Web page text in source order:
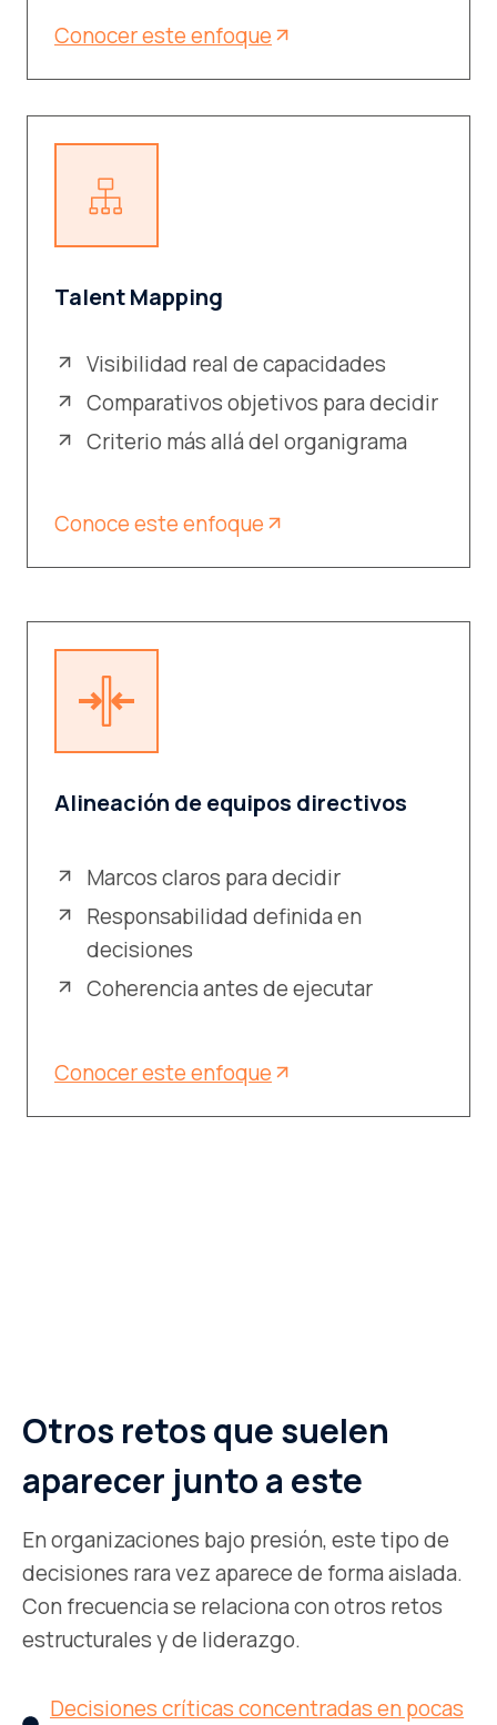
Conocer este enfoque
Talent Mapping
Visibilidad real de capacidades
Comparativos objetivos para decidir
Criterio más allá del organigrama
Conoce este enfoque
Alineación de equipos directivos
Marcos claros para decidir
Responsabilidad definida en
decisiones
Coherencia antes de ejecutar
Conocer este enfoque
Otros retos que suelen
aparecer junto a este
En organizaciones bajo presión, este tipo de
decisiones rara vez aparece de forma aislada.
Con frecuencia se relaciona con otros retos
estructurales y de liderazgo.
Decisiones críticas concentradas en pocas